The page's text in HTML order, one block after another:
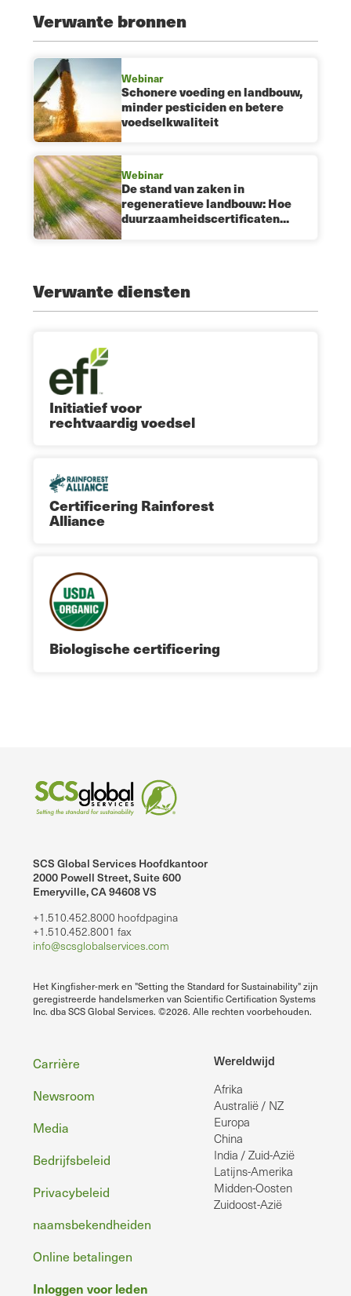
Verwante bronnen
Webinar
Schonere voeding en landbouw,
minder pesticiden en betere
voedselkwaliteit
Webinar
De stand van zaken in
regeneratieve landbouw: Hoe
duurzaamheidscertificaten...
Verwante diensten
Initiatief voor
rechtvaardig voedsel
Certificering Rainforest
Alliance
Biologische certificering
SCS Global Services Hoofdkantoor
2000 Powell Street, Suite 600
Emeryville, CA 94608 VS
+1.510.452.8000 hoofdpagina
+1.510.452.8001 fax
info@scsglobalservices.com
Het Kingfisher-merk en "Setting the Standard for Sustainability" zijn
geregistreerde handelsmerken van Scientific Certification Systems
Inc. dba SCS Global Services. ©2026. Alle rechten voorbehouden.
Wereldwijd
Afrika
Australië / NZ
Europa
China
India / Zuid-Azië
Latijns-Amerika
Midden-Oosten
Zuidoost-Azië
Voettekst
Carrière
Newsroom
Media
Bedrijfsbeleid
Privacybeleid
naamsbekendheiden
Online betalingen
Inloggen voor leden